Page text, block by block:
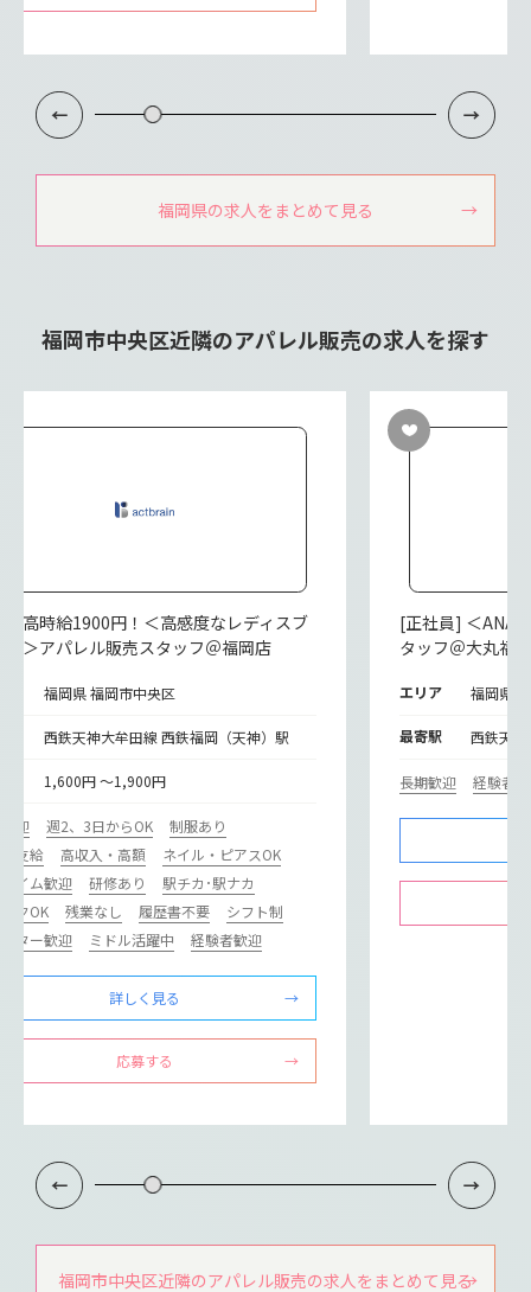
福岡県の求人をまとめて見る
福岡市中央区近隣のアパレル販売の求人を探す
] 高時給1900円！＜高感度なレディスブ
ド＞アパレル販売スタッフ＠福岡店
福岡県 福岡市中央区
西鉄天神大牟田線 西鉄福岡（天神）駅
1,600円 ～1,900円
迎 週2、3日からOK
制服あり
支給
高収入・高額
ネイル・ピアスOK
イム歓迎
研修あり
駅チカ･駅ナカ
クOK
残業なし 履歴書不要
シフト制
ター歓迎
ミドル活躍中 経験者歓迎
詳しく見る
応募する
[正社員] ＜
タッフ＠大丸福
エリア 福岡県
最寄駅 西鉄天
長期歓迎 経験者
福岡市中央区近隣のアパレル販売の求人をまとめて見る